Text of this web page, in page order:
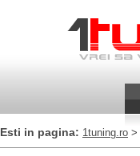
Esti in pagina: 1tuning.ro >